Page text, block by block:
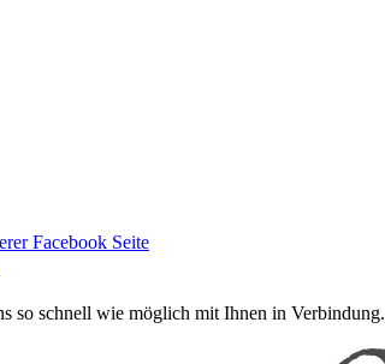
Facebook Seite
so schnell wie möglich mit Ihnen in Verbindung.